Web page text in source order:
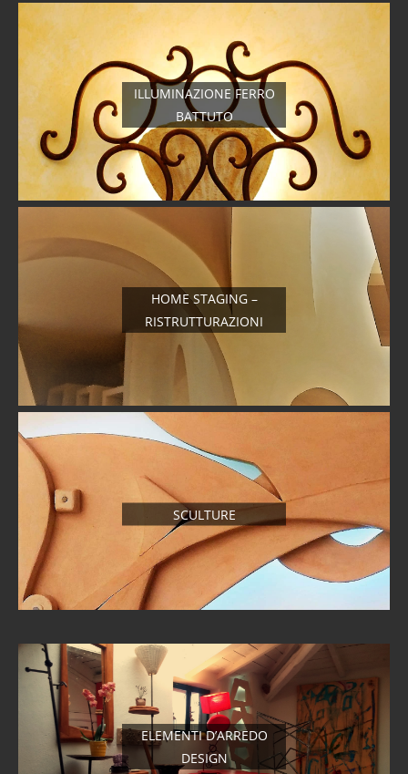
ILLUMINAZIONE FERRO
BATTUTO
HOME STAGING –
RISTRUTTURAZIONI
SCULTURE
ELEMENTI D’ARREDO
DESIGN